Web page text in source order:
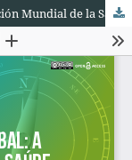
Historias de la salud mundial: la Organización Mundial de la Salud y la cooperación con actores no estatales